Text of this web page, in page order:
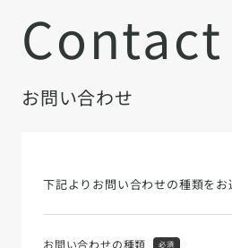
Contact
お問い合わせ
下記よりお問い合わせの種類をお
お問い合わせの種類 必須